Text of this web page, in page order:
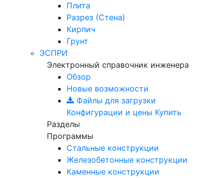
Плита
Разрез (Стена)
Кирпич
Грунт
ЭСПРИ
Электронный справочник инженера
Обзор
Новые возможности
Файлы для загрузки
Конфигурации и цены Купить
Разделы
Программы
Стальные конструкции
Железобетонные конструкции
Каменные конструкции